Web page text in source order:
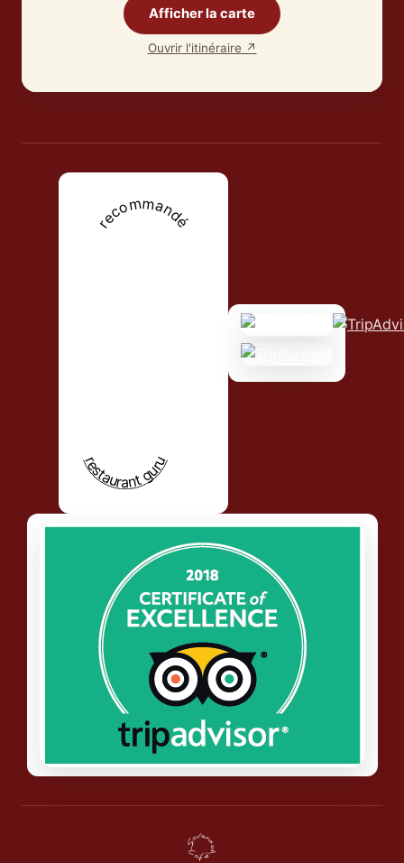
Afficher la carte
Ouvrir l'itinéraire ↗
recommandé
restaurant guru